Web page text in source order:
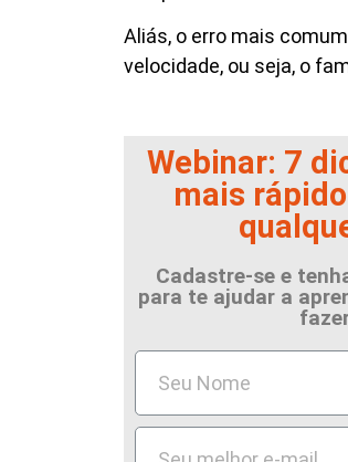
Aliás, o erro mais
velocidade, ou seja, o
Webinar: 7
mais
Cadastre-se e
para te ajudar a